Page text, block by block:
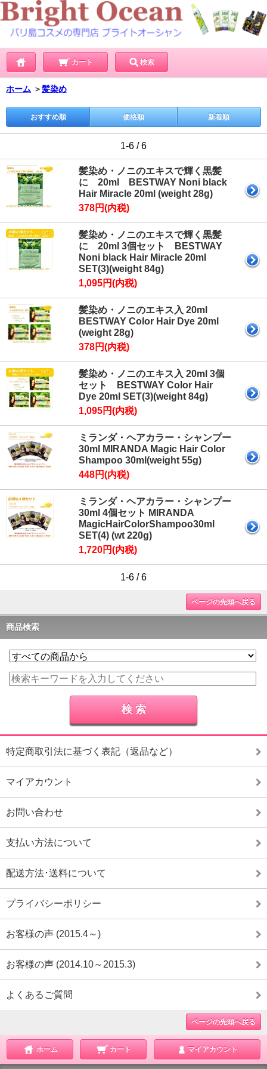
カート 検索
ホーム ＞髪染め
おすすめ順 価格順 新着順
1-6 / 6
髪染め・ノニのエキスで輝く黒髪
に 20ml BESTWAY Noni black
Hair Miracle 20ml (weight 28g)
378円(内税)
髪染め・ノニのエキスで輝く黒髪
に 20ml 3個セット BESTWAY
Noni black Hair Miracle 20ml
SET(3)(weight 84g)
1,095円(内税)
髪染め・ノニのエキス入 20ml
BESTWAY Color Hair Dye 20ml
(weight 28g)
378円(内税)
髪染め・ノニのエキス入 20ml 3個
セット BESTWAY Color Hair
Dye 20ml SET(3)(weight 84g)
1,095円(内税)
ミランダ・ヘアカラー・シャンプー
30ml MIRANDA Magic Hair Color
Shampoo 30ml(weight 55g)
448円(内税)
ミランダ・ヘアカラー・シャンプー
30ml 4個セット MIRANDA
MagicHairColorShampoo30ml
SET(4) (wt 220g)
1,720円(内税)
1-6 / 6
ページの先頭へ戻る
商品検索
特定商取引法に基づく表記（返品など）
マイアカウント
お問い合わせ
支払い方法について
配送方法･送料について
プライバシーポリシー
お客様の声 (2015.4～)
お客様の声 (2014.10～2015.3)
よくあるご質問
ページの先頭へ戻る
ホーム カート マイアカウント